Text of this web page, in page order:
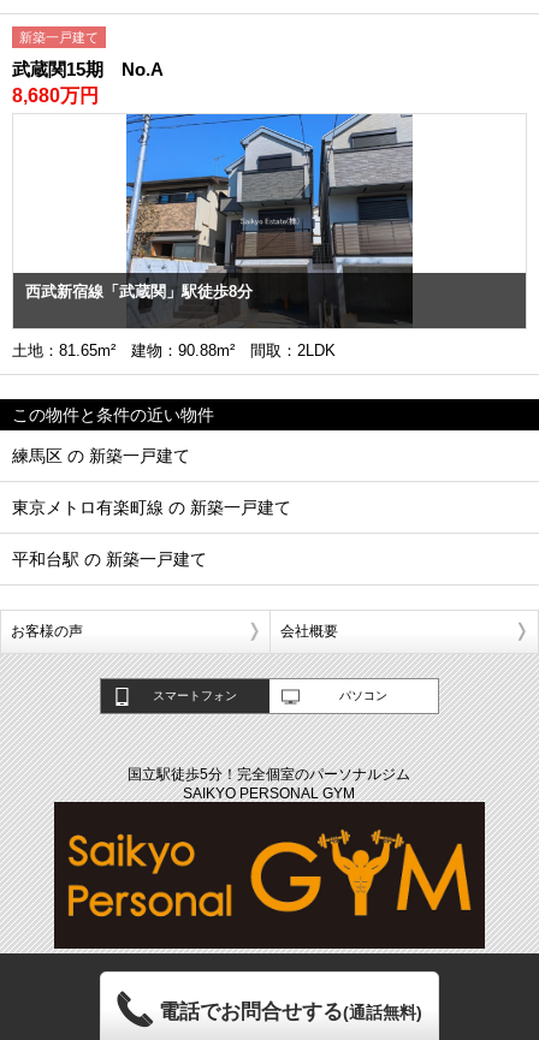
新築一戸建て
武蔵関15期 No.A
8,680万円
西武新宿線「武蔵関」駅徒歩8分
土地：81.65m² 建物：90.88m² 間取：2LDK
この物件と条件の近い物件
練馬区 の 新築一戸建て
東京メトロ有楽町線 の 新築一戸建て
平和台駅 の 新築一戸建て
お客様の声 会社概要
スマートフォン パソコン
国立駅徒歩5分！完全個室のパーソナルジム
SAIKYO PERSONAL GYM
電話でお問合せする(通話無料)